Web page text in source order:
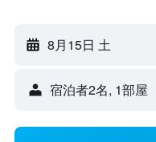
8月15日 土
宿泊者2名, 1​部屋